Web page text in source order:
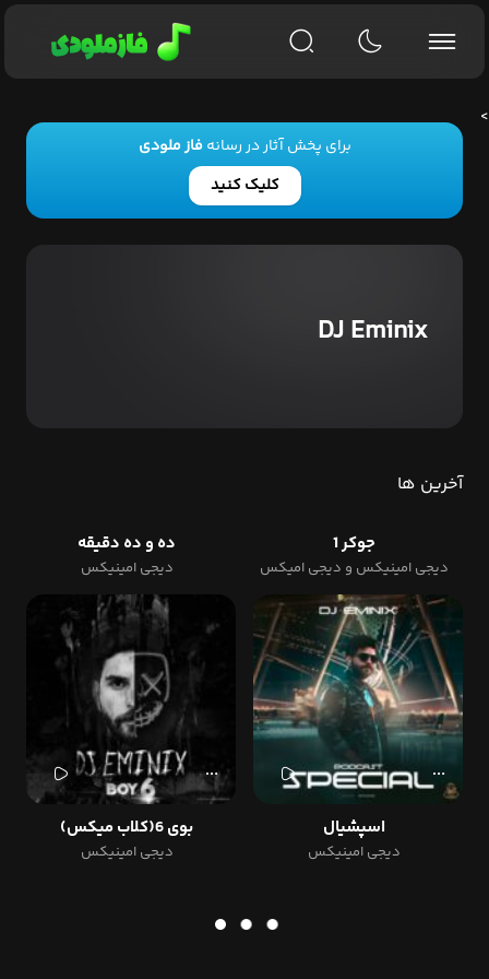
برای پخش آثار در رسانهفاز ملودی
کلیک کنید
DJ Eminix
آخرین ها
جوکر 1
دیجی امینیکس و دیجی امیکس
ده و ده دقیقه
دیجی امینیکس
اسپشیال
دیجی امینیکس
بوی 6(کلاب میکس)
دیجی امینیکس
>